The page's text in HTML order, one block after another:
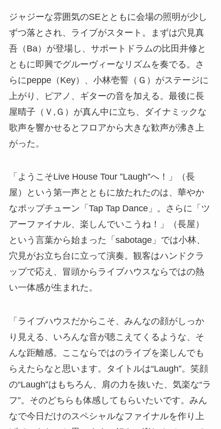
ジャジーな雰囲気のSEとともに会場の照明が少し
ずつ落とされ、ライブがスタート。まずは穴見真
吾（Ba）が登場し、サポートドラムの比田井修と
ともに即興でグルーヴィーなリズムを奏でる。さ
らにpeppe（Key）、小林壱誓（Ｇ）がステージに
上がり、ピアノ、ギターの音を加える。最後に長
屋晴子（Ｖ,Ｇ）が真ん中に立ち、ダイナミックな
歌声を響かせるとフロアから大きな歓声が沸き上
がった。
「ようこそLive House Tour ”Laugh”へ！」（長
屋）という第一声とともに放たれたのは、華やか
なポップチューン「Tap Tap Dance」。さらに「ツ
アーファイナル、楽しんでいこうね！」（長屋）
という言葉から始まった「sabotage」では小林、
穴見がお立ち台に立って演奏。観客はハンドクラ
ップで応え、冒頭からライブハウスならではの熱
い一体感が生まれた。
「ライブハウスだからこそ、みんなの顔がしっか
り見える、いろんな音が聴こえてくるような、そ
んな距離感。ここならではのライブを楽しんでも
らえたらなと思います。タイトルは“Laugh”。笑顔
の“Laugh”はもちろん、肩の力を抜いた、気楽な“ラ
フ”。そのどちらも体感してもらいたいです。みん
なで今日だけのスペシャルなファイナルを作り上